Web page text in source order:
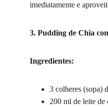
imediatamente e
3. Pudding de Chia
Ingredientes:
3 colheres (sopa)
200 ml de leite de